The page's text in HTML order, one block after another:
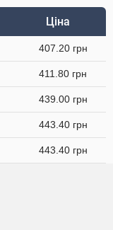
Ціна
407.20 грн
411.80 грн
439.00 грн
443.40 грн
443.40 грн